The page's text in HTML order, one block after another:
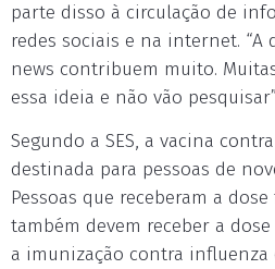
parte disso à circulação de
redes sociais e na internet. “A
news contribuem muito.
essa ideia e não vão
Segundo a SES, a vacina
destinada para pessoas de
Pessoas que receberam a
também devem receber a
a imunização contra influenza